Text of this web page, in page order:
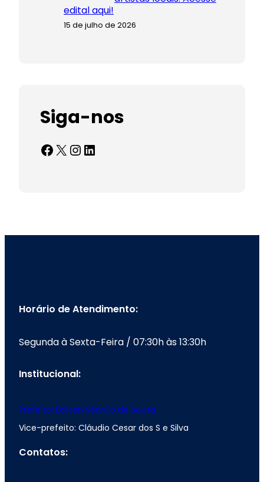
edital aqui!
15 de julho de 2026
Siga-nos
Facebook X InstagramLinkedIn
Horário de Atendimento:
Segunda à Sexta-Feira / 07:30h às 13:30h
Institucional:
Prefeito: Edilson Sérvulo de Sousa
Vice-prefeito: Cláudio Cesar dos S e Silva
Contatos: